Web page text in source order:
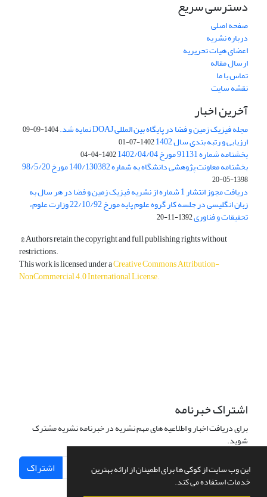
این وب سایت از کوکی ها برای اطمینان از ارائه بهترین
خدمات استفاده می کند.
دسترسی سریع
صفحه اصلی
درباره نشریه
اعضای هیات تحریریه
ارسال مقاله
تماس با ما
نقشه سایت
آخرین اخبار
مجله فیزیک زمین و فضا در پایگاه بین المللی DOAJ نمایه شد. 1404-09-09
ارزیابی و رتبه بندی سال 1402 1402-07-01
بخشنامه شماره 91131 مورخ 1402/04/04 1402-04-04
بخشنامه معاونت پژوهشی دانشگاه به شماره 140/130382 مورخ 98/5/20
1398-05-20
دریافت مجوز انتشار 1 شماره از نشریه فیزیک زمین و فضا در هر سال به
زبان انگلیسی در جلسه کار گروه علوم پایه مورخ 22/10/92 وزارت علوم،
تحقیقات و فناوری1392-11-20
© Authors retain the copyright and full publishing rights without
restrictions.
This work is licensed under aCreative Commons Attribution-
NonCommercial 4.0 International License.
اشتراک خبرنامه
برای دریافت اخبار و اطلاعیه های مهم نشریه در خبرنامه نشریه مشترک
شوید.
اشتراک